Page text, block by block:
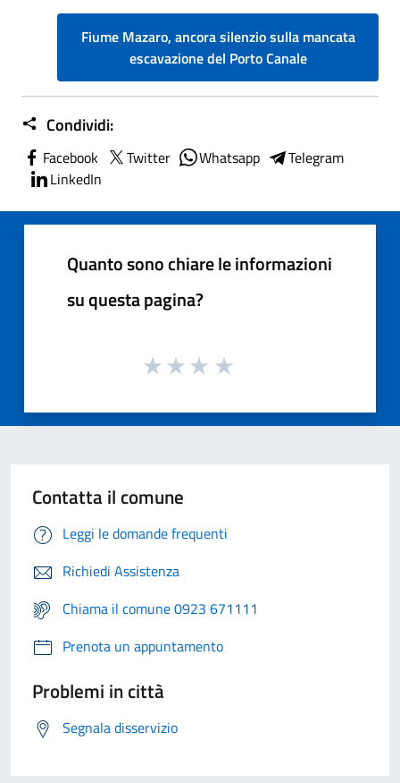
Fiume Mazaro, ancora silenzio sulla mancata
escavazione del Porto Canale
Condividi:
Facebook Twitter Whatsapp
Telegram
LinkedIn
Quanto sono chiare le informazioni
su questa pagina?
Contatta il comune
Leggi le domande frequenti
Richiedi Assistenza
Chiama il comune 0923 671111
Prenota un appuntamento
Problemi in città
Segnala disservizio